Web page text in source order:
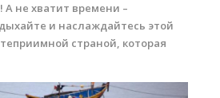
А не хватит времени –
и наслаждайтесь этой
страной, которая